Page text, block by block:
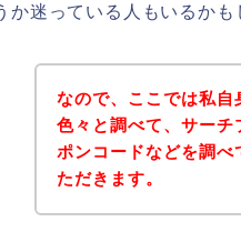
か迷っている人もいるかも
なので、ここでは私
色々と調べて、サー
ポンコードなどを調
ただきます。